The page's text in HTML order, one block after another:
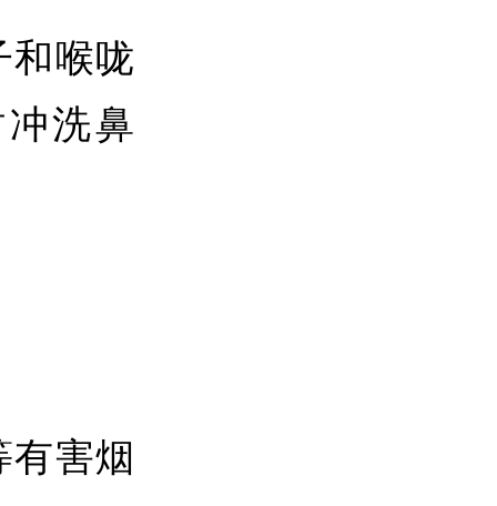
和喉咙
洗鼻
有害烟